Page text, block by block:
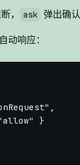
， ask 弹出确
动响应：
,
}